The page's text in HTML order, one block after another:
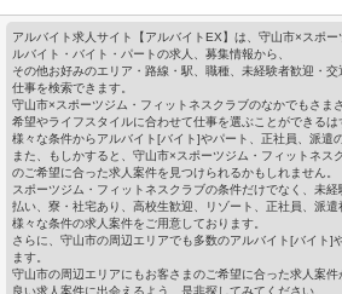
アルバイト求人サイト【アルバイトEX】は、守山市×スポ
ルバイト・バイト・パートの求人、募集情報から、
その他お好みのエリア・路線・駅、職種、未経験者歓迎・
仕事を検索できます。
守山市×スポーツジム・フィットネスクラブのなかでもさま
希望やライフスタイルに合わせて仕事を選ぶことができるは
様々な条件からアルバイト[バイト]やパート、正社員、派遣
また、もしかすると、守山市×スポーツジム・フィットネス
のご希望に合った求人案件を見つけられるかもしれません。
スポーツジム・フィットネスクラブの条件だけでなく、未
払い、寮・社宅あり、高校生歓迎、リゾート、正社員、派遣
様々な条件の求人案件をご用意しております。
さらに、守山市の周辺エリアでも多数のアルバイト[バイト]
ます。
守山市の周辺エリアにもお客さまのご希望に合った求人案件
良い求人案件に出会えるよう、是非探してみてください。